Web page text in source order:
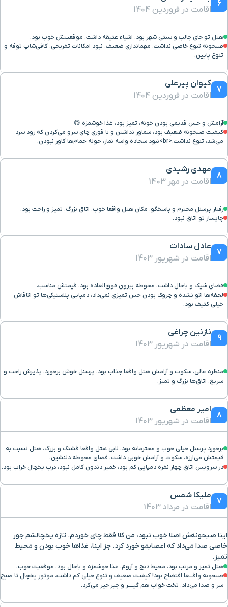
6
اقامت در فروردین 1404
هتل تو جای جالب و سنتی شهر بود، اشیاء عتیقه داشت، موقعیتش خوب بود.
صبحونه تنوع خاصی نداشت، مهمانداری ضعیف، نبود امکانات تفریحی، کافی‌شاپ توفه و
تنوع پایین.
7
کیوان پیرعلی
اقامت در فروردین 1404
آرامش و حس قدیمی بودن خونه، تمیز بود، غذا خوشمزه 😋
کیفیت صبحونه ضعیف بود، سماور نداشتن و با قوری چای سرو می‌کردن که زود سرد
می‌شد، تنوع نداشت.<br>نبود سجاده واسه نماز، حوله حمام‌ها کاور نبودن.
8
مهدی رشیدی
اقامت در مهر 1403
رفتار پرسنل محترم و پاسخگو، مکان هتل واقعا خوب، اتاق بزرگ، تمیز و راحت بود.
چایساز تو اتاق نبود.
7
عادل سادات
اقامت در شهریور 1403
فضای شیک و باحال داشت، محوطه بیرون فوق‌العاده بود، قیمتش مناسب.
لحفه‌ها اتو نشده و چروک بودن حس تمیزی نمی‌داد، دمپایی پلاستیکی‌ها تو اتاقاش
خیلی کثیف بود.
9
نازنین چراغی
اقامت در شهریور 1403
منظره عالی، سکوت و آرامش هتل واقعا جذاب بود، پرسنل خوش برخورد، پذیرش راحت و
سریع، اتاق‌ها بزرگ و تمیز.
8
امیر معظمی
اقامت در شهریور 1403
برخورد پرسنل خیلی خوب و محترمانه بود، لابی هتل واقعا قشنگ و بزرگ، هتل نسبت به
قیمتش می‌ارزه، سکوت و آرامش خوبی داشت، فضای محوطه دلنشین.
در سرویس اتاق چهار نفره دمپایی کم بود، خمیر دندون کامل نبود، درب یخچال خراب بود.
7
ملیکا شمس
اقامت در مرداد 1403
اینا صبحونه‌ش اصلا خوب نبود، من کلا فقط چای خوردم. تازه یخچالشم جور
خاصی صدا می‌داد که اعصابمو خورد کرد. جز اینا، غذاها خوب بودن و محیط
تمیز.
هتل تمیز و مرتب بود، محیط دنج و آروم، غذا خوشمزه و باحال بود، موقعیت خوب.
صبحونه واقــــعا افتضاح بود! کیفیت ضعیف و تنوع خیلی کم داشت. موتور یخچال تا صبح
سر و صدا می‌داد، تخت خواب هم گیـــــر و جیر جیر می‌کرد.